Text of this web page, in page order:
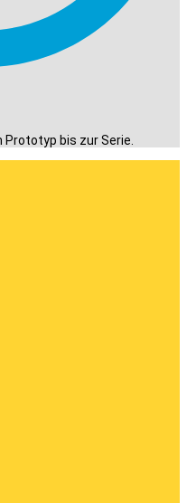
Prototyp bis zur Serie.